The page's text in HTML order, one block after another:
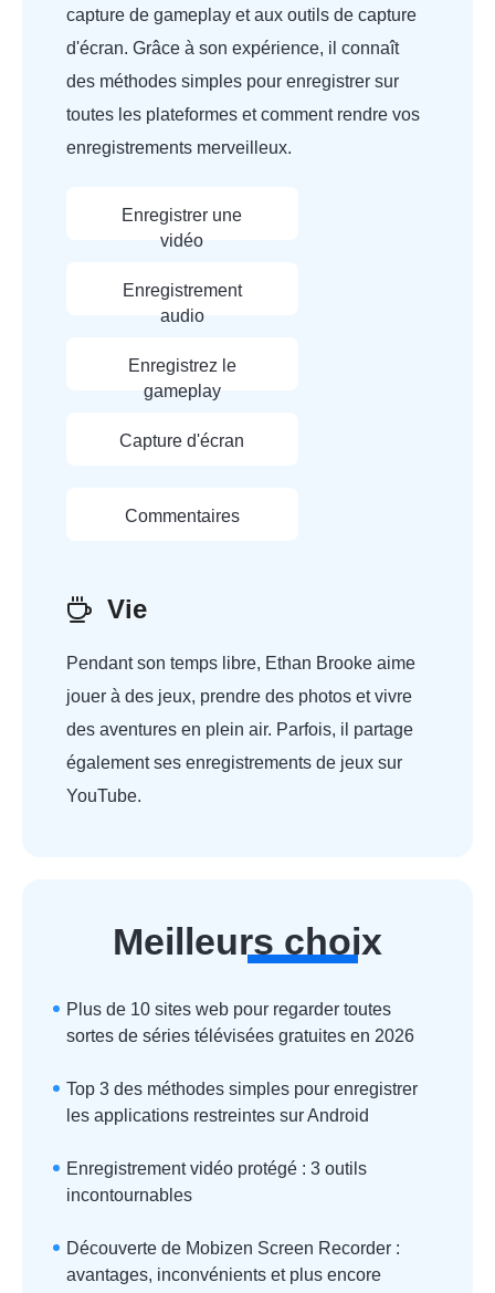
capture de gameplay et aux outils de capture
d'écran. Grâce à son expérience, il connaît
des méthodes simples pour enregistrer sur
toutes les plateformes et comment rendre vos
enregistrements merveilleux.
Enregistrer une
vidéo
Enregistrement
audio
Enregistrez le
gameplay
Capture d'écran
Commentaires
Vie
Pendant son temps libre, Ethan Brooke aime
jouer à des jeux, prendre des photos et vivre
des aventures en plein air. Parfois, il partage
également ses enregistrements de jeux sur
YouTube.
Meilleurs choix
Plus de 10 sites web pour regarder toutes
sortes de séries télévisées gratuites en 2026
Top 3 des méthodes simples pour enregistrer
les applications restreintes sur Android
Enregistrement vidéo protégé : 3 outils
incontournables
Découverte de Mobizen Screen Recorder :
avantages, inconvénients et plus encore